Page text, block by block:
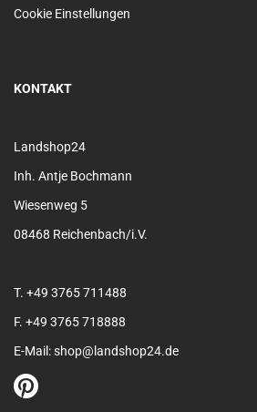
Cookie Einstellungen
KONTAKT
Landshop24
Inh. Antje Bochmann
Wiesenweg 5
08468 Reichenbach/i.V.
T. +49 3765 711488
F. +49 3765 718888
E-Mail: shop@landshop24.de